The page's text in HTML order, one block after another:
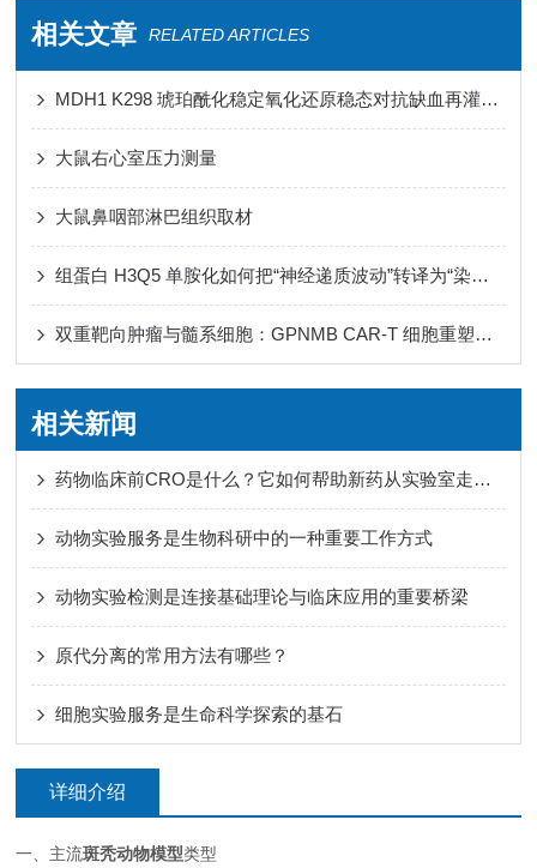
相关文章 RELATED ARTICLES
MDH1 K298 琥珀酰化稳定氧化还原稳态对抗缺血再灌注损伤心肌铁死亡
大鼠右心室压力测量
大鼠鼻咽部淋巴组织取材
组蛋白 H3Q5 单胺化如何把“神经递质波动”转译为“染色质节律”
双重靶向肿瘤与髓系细胞：GPNMB CAR-T 细胞重塑免疫微环境
相关新闻
药物临床前CRO是什么？它如何帮助新药从实验室走向人体试验？
动物实验服务是生物科研中的一种重要工作方式
动物实验检测是连接基础理论与临床应用的重要桥梁
原代分离的常用方法有哪些？
细胞实验服务是生命科学探索的基石
详细介绍
一、主流斑秃动物模型类型